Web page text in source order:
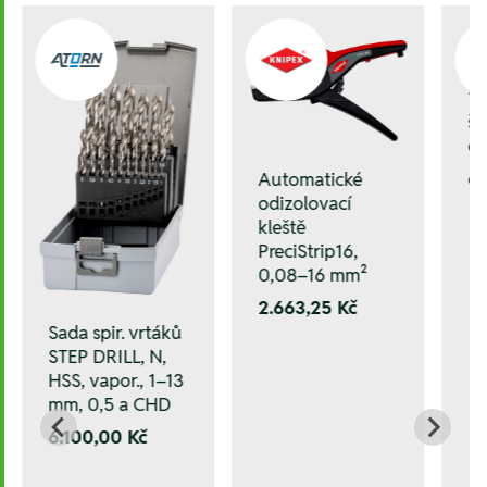
Sada spir. vrtáků
STEP DRILL, N,
HSS, vapor., 1–13
mm, 0,5 a CHD
6.100,00 Kč
Automatické
odizolovací
kleště
PreciStrip16,
0,08–16 mm²
2.663,25 Kč